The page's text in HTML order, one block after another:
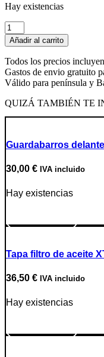
Hay existencias
Empaque
de
cámara
(junta
de
cuba)
cantidad
Añadir al carrito
Todos los precios
Gastos de envio gratuito
Válido para península y
QUIZÁ TAMBIÉN TE
Guardabarros
30,00 € IVA incluido
Hay existencias
Tapa filtro de aceite
36,50 € IVA incluido
Hay existencias